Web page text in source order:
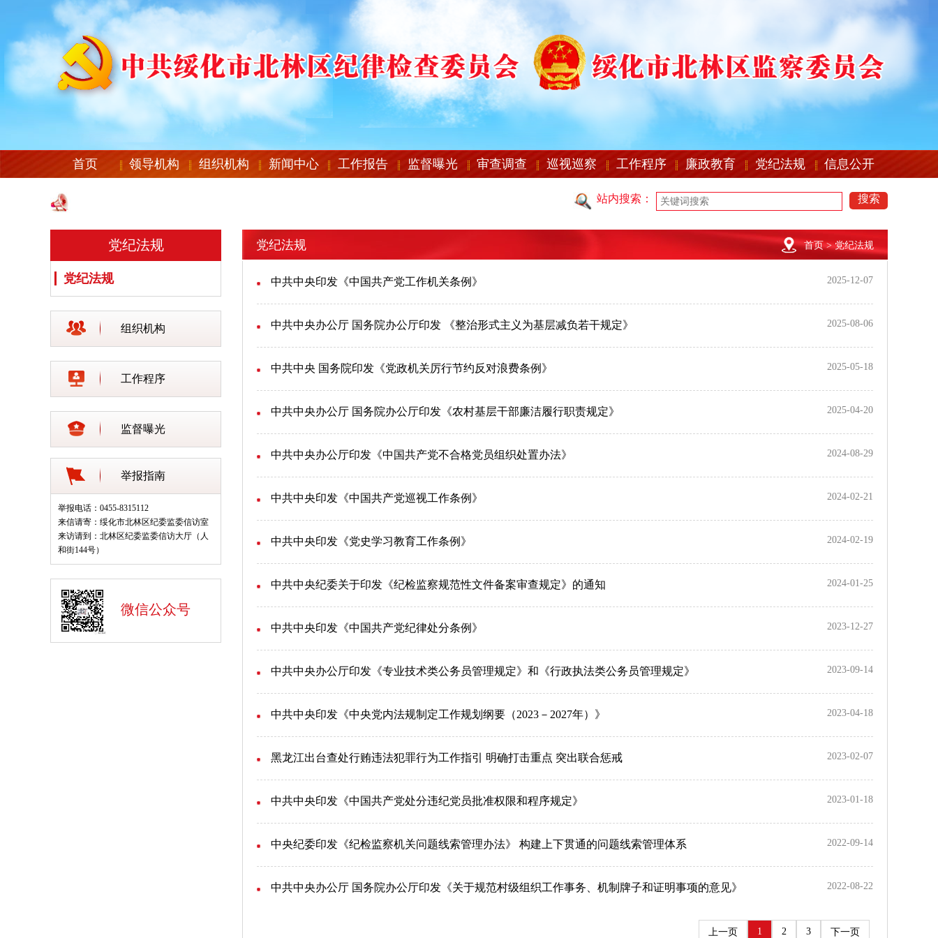
首页 领导机构 组织机构 新闻中心 工作报告 监督曝光 审查调查 巡视巡察 工作程序 廉政教育 党纪法规 信息公开
站内搜索： 搜索
党纪法规
党纪法规
组织机构
工作程序
监督曝光
举报指南
举报电话：0455-8315112
来信请寄：绥化市北林区纪委监委信访室
来访请到：北林区纪委监委信访大厅（人
和街144号）
微信公众号
党纪法规 首页> 党纪法规
中共中央印发《中国共产党工作机关条例》 2025-12-07
中共中央办公厅 国务院办公厅印发 《整治形式主义为基层减负若干规定》 2025-08-06
中共中央 国务院印发《党政机关厉行节约反对浪费条例》 2025-05-18
中共中央办公厅 国务院办公厅印发《农村基层干部廉洁履行职责规定》 2025-04-20
中共中央办公厅印发《中国共产党不合格党员组织处置办法》 2024-08-29
中共中央印发《中国共产党巡视工作条例》 2024-02-21
中共中央印发《党史学习教育工作条例》 2024-02-19
中共中央纪委关于印发《纪检监察规范性文件备案审查规定》的通知 2024-01-25
中共中央印发《中国共产党纪律处分条例》 2023-12-27
中共中央办公厅印发《专业技术类公务员管理规定》和《行政执法类公务员管理规定》 2023-09-14
中共中央印发《中央党内法规制定工作规划纲要（2023－2027年）》 2023-04-18
黑龙江出台查处行贿违法犯罪行为工作指引 明确打击重点 突出联合惩戒 2023-02-07
中共中央印发《中国共产党处分违纪党员批准权限和程序规定》 2023-01-18
中央纪委印发《纪检监察机关问题线索管理办法》 构建上下贯通的问题线索管理体系 2022-09-14
中共中央办公厅 国务院办公厅印发《关于规范村级组织工作事务、机制牌子和证明事项的意见》 2022-08-22
上一页 1 2 3 下一页